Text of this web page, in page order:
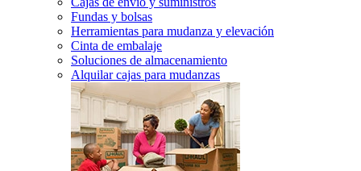
Fundas y bolsas
Herramientas para mudanza y elevación
Cinta de embalaje
Soluciones de almacenamiento
Alquilar cajas para mudanzas